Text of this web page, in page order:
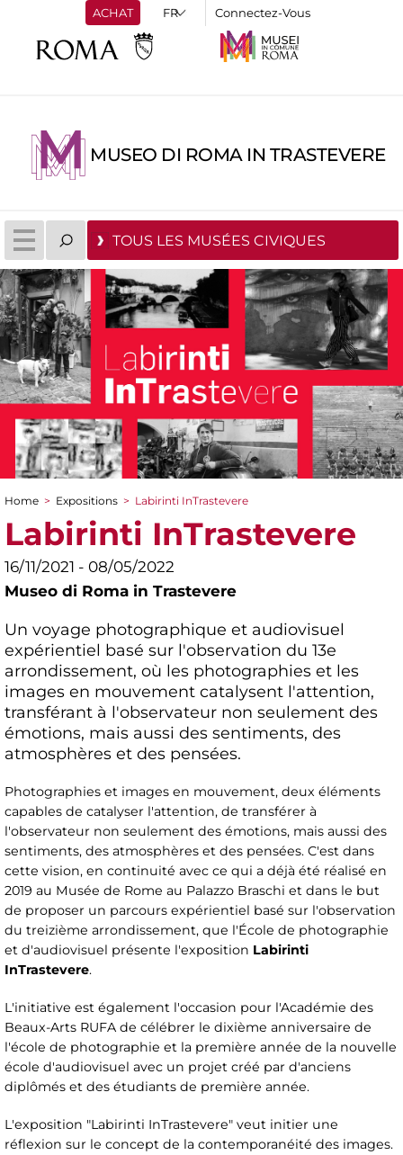
ACHAT Connectez-Vous
MUSEO DI ROMA IN TRASTEVERE
TOUS LES MUSÉES CIVIQUES
You are here
Home > Expositions > Labirinti InTrastevere
Labirinti InTrastevere
16/11/2021 - 08/05/2022
Museo di Roma in Trastevere
Un voyage photographique et audiovisuel
expérientiel basé sur l'observation du 13e
arrondissement, où les photographies et les
images en mouvement catalysent l'attention,
transférant à l'observateur non seulement des
émotions, mais aussi des sentiments, des
atmosphères et des pensées.
Photographies et images en mouvement, deux éléments
capables de catalyser l'attention, de transférer à
l'observateur non seulement des émotions, mais aussi des
sentiments, des atmosphères et des pensées. C'est dans
cette vision, en continuité avec ce qui a déjà été réalisé en
2019 au Musée de Rome au Palazzo Braschi et dans le but
de proposer un parcours expérientiel basé sur l'observation
du treizième arrondissement, que l'École de photographie
et d'audiovisuel présente l'exposition Labirinti
InTrastevere.
L'initiative est également l'occasion pour l'Académie des
Beaux-Arts RUFA de célébrer le dixième anniversaire de
l'école de photographie et la première année de la nouvelle
école d'audiovisuel avec un projet créé par d'anciens
diplômés et des étudiants de première année.
L'exposition "Labirinti InTrastevere" veut initier une
réflexion sur le concept de la contemporanéité des images.